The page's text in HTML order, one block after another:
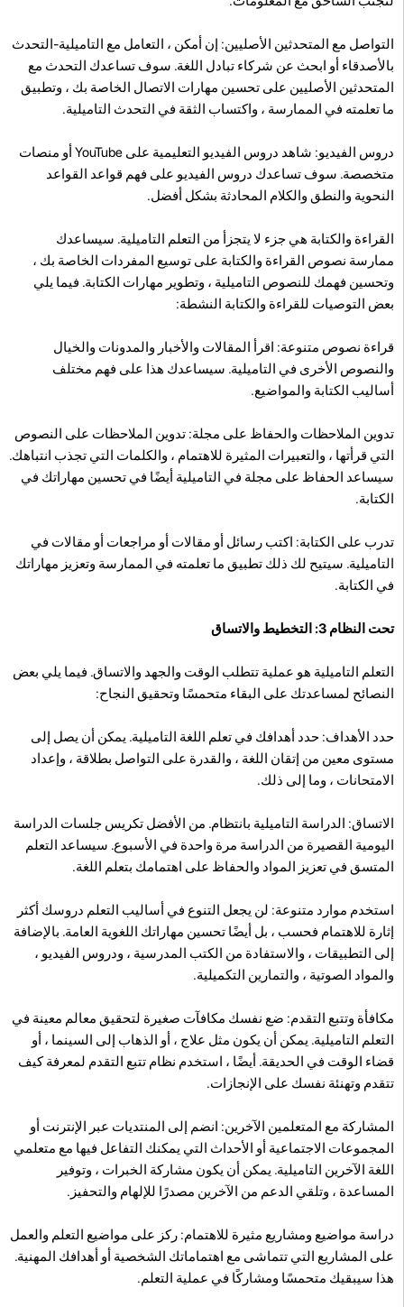
التواصل مع المتحدثين الأصليين: إن أمكن ، التعامل مع التاميلية-التحدث
بالأصدقاء أو ابحث عن شركاء تبادل اللغة. سوف تساعدك التحدث مع
المتحدثين الأصليين على تحسين مهارات الاتصال الخاصة بك ، وتطبيق
ما تعلمته في الممارسة ، واكتساب الثقة في التحدث التاميلية.
دروس الفيديو: شاهد دروس الفيديو التعليمية على YouTube أو منصات
متخصصة. سوف تساعدك دروس الفيديو على فهم قواعد القواعد
النحوية والنطق والكلام المحادثة بشكل أفضل.
القراءة والكتابة هي جزء لا يتجزأ من التعلم التاميلية. سيساعدك
ممارسة نصوص القراءة والكتابة على توسيع المفردات الخاصة بك ،
وتحسين فهمك للنصوص التاميلية ، وتطوير مهارات الكتابة. فيما يلي
بعض التوصيات للقراءة والكتابة النشطة:
قراءة نصوص متنوعة: اقرأ المقالات والأخبار والمدونات والخيال
والنصوص الأخرى في التاميلية. سيساعدك هذا على فهم مختلف
أساليب الكتابة والمواضيع.
تدوين الملاحظات والحفاظ على مجلة: تدوين الملاحظات على النصوص
التي قرأتها ، والتعبيرات المثيرة للاهتمام ، والكلمات التي تجذب انتباهك.
سيساعد الحفاظ على مجلة في التاميلية أيضًا في تحسين مهاراتك في
الكتابة.
تدرب على الكتابة: اكتب رسائل أو مقالات أو مراجعات أو مقالات في
التاميلية. سيتيح لك ذلك تطبيق ما تعلمته في الممارسة وتعزيز مهاراتك
في الكتابة.
تحت النظام 3: التخطيط والاتساق
التعلم التاميلية هو عملية تتطلب الوقت والجهد والاتساق. فيما يلي بعض
النصائح لمساعدتك على البقاء متحمسًا وتحقيق النجاح:
حدد الأهداف: حدد أهدافك في تعلم اللغة التاميلية. يمكن أن يصل إلى
مستوى معين من إتقان اللغة ، والقدرة على التواصل بطلاقة ، وإعداد
الامتحانات ، وما إلى ذلك.
الاتساق: الدراسة التاميلية بانتظام. من الأفضل تكريس جلسات الدراسة
اليومية القصيرة من الدراسة مرة واحدة في الأسبوع. سيساعد التعلم
المتسق في تعزيز المواد والحفاظ على اهتمامك بتعلم اللغة.
استخدم موارد متنوعة: لن يجعل التنوع في أساليب التعلم دروسك أكثر
إثارة للاهتمام فحسب ، بل أيضًا تحسين مهاراتك اللغوية العامة. بالإضافة
إلى التطبيقات ، والاستفادة من الكتب المدرسية ، ودروس الفيديو ،
والمواد الصوتية ، والتمارين التكميلية.
مكافأة وتتبع التقدم: ضع نفسك مكافآت صغيرة لتحقيق معالم معينة في
التعلم التاميلية. يمكن أن يكون مثل علاج ، أو الذهاب إلى السينما ، أو
قضاء الوقت في الحديقة. أيضًا ، استخدم نظام تتبع التقدم لمعرفة كيف
تتقدم وتهنئة نفسك على الإنجازات.
المشاركة مع المتعلمين الآخرين: انضم إلى المنتديات عبر الإنترنت أو
المجموعات الاجتماعية أو الأحداث التي يمكنك التفاعل فيها مع متعلمي
اللغة الآخرين التاميلية. يمكن أن يكون مشاركة الخبرات ، وتوفير
المساعدة ، وتلقي الدعم من الآخرين مصدرًا للإلهام والتحفيز.
دراسة مواضيع ومشاريع مثيرة للاهتمام: ركز على مواضيع التعلم والعمل
على المشاريع التي تتماشى مع اهتماماتك الشخصية أو أهدافك المهنية.
هذا سيبقيك متحمسًا ومشاركًا في عملية التعلم.